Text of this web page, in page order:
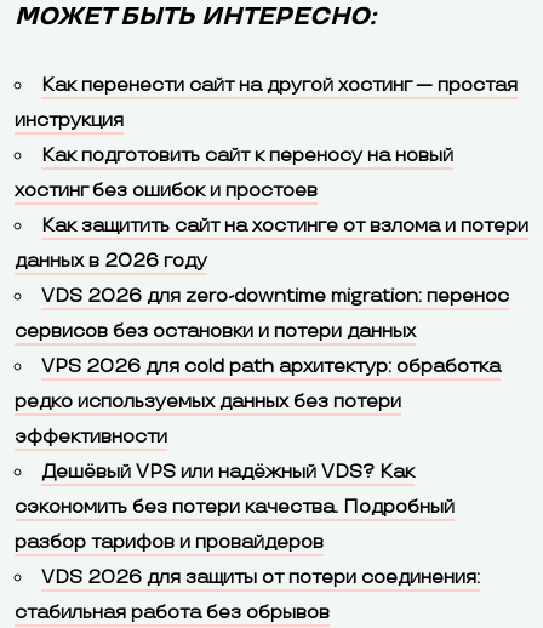
МОЖЕТ БЫТЬ ИНТЕРЕСНО:
Как перенести сайт на другой хостинг — простая
инструкция
Как подготовить сайт к переносу на новый
хостинг без ошибок и простоев
Как защитить сайт на хостинге от взлома и потери
данных в 2026 году
VDS 2026 для zero-downtime migration: перенос
сервисов без остановки и потери данных
VPS 2026 для cold path архитектур: обработка
редко используемых данных без потери
эффективности
Дешёвый VPS или надёжный VDS? Как
сэкономить без потери качества. Подробный
разбор тарифов и провайдеров
VDS 2026 для защиты от потери соединения:
стабильная работа без обрывов